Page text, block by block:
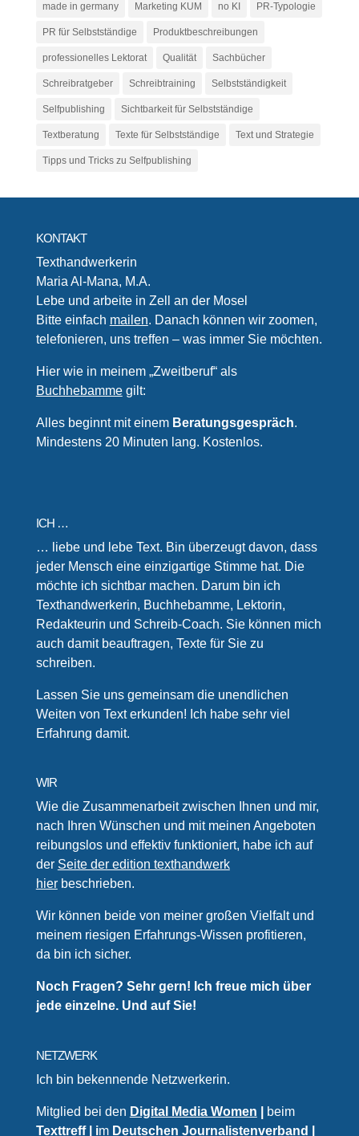
made in germany Marketing KUM no KI PR-Typologie
PR für Selbstständige Produktbeschreibungen
professionelles Lektorat Qualität Sachbücher
Schreibratgeber Schreibtraining Selbstständigkeit
Selfpublishing Sichtbarkeit für Selbstständige
Textberatung Texte für Selbstständige Text und Strategie
Tipps und Tricks zu Selfpublishing
KONTAKT
Texthandwerkerin
Maria Al-Mana, M.A.
Lebe und arbeite in Zell an der Mosel
Bitte einfach mailen. Danach können wir zoomen,
telefonieren, uns treffen – was immer Sie möchten.
Hier wie in meinem „Zweitberuf“ als
Buchhebammegilt:
Alles beginnt mit einem Beratungsgespräch.
Mindestens 20 Minuten lang. Kostenlos.
ICH …
… liebe und lebe Text. Bin überzeugt davon, dass
jeder Mensch eine einzigartige Stimme hat. Die
möchte ich sichtbar machen. Darum bin ich
Texthandwerkerin, Buchhebamme, Lektorin,
Redakteurin und Schreib-Coach. Sie können mich
auch damit beauftragen, Texte für Sie zu
schreiben.
Lassen Sie uns gemeinsam die unendlichen
Weiten von Text erkunden! Ich habe sehr viel
Erfahrung damit.
WIR
Wie die Zusammenarbeit zwischen Ihnen und mir,
nach Ihren Wünschen und mit meinen Angeboten
reibungslos und effektiv funktioniert, habe ich auf
der Seite der edition texthandwerk
hierbeschrieben.
Wir können beide von meiner großen Vielfalt und
meinem riesigen Erfahrungs-Wissen profitieren,
da bin ich sicher.
Noch Fragen? Sehr gern! Ich freue mich über
jede einzelne. Und auf Sie!
NETZWERK
Ich bin bekennende Netzwerkerin.
Mitglied bei den Digital Media Women
beim
Texttreff| im Deutschen Journalistenverband